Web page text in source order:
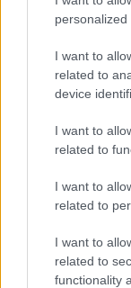
personalized
I want to
related to
device
I want to
related to
I want to
related to
I want to
related to
functionality
El lateral del
temporada 20/21
curso, pese a
recomendable,
regates y
que más regatea
y el mejor en
Galán ha sido
últimos cinco
de haber anotado